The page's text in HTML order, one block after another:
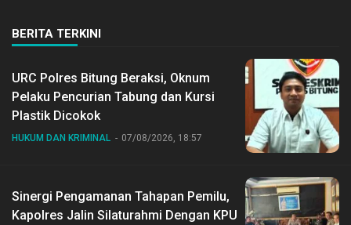
BERITA TERKINI
URC Polres Bitung Beraksi, Oknum
Pelaku Pencurian Tabung dan Kursi
Plastik Dicokok
HUKUM DAN KRIMINAL 07/08/2026, 18:57
Sinergi Pengamanan Tahapan Pemilu,
Kapolres Jalin Silaturahmi Dengan KPU